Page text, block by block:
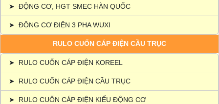
➤ ĐỘNG CƠ, HGT SMEC HÀN QUỐC
➤ ĐỘNG CƠ ĐIỆN 3 PHA WUXI
RULO CUỐN CÁP ĐIỆN CẦU TRỤC
➤ RULO CUỐN CÁP ĐIỆN KOREEL
➤ RULO CUỐN CÁP ĐIỆN CẦU TRỤC
➤ RULO CUỐN CÁP ĐIỆN KIỂU ĐỘNG CƠ